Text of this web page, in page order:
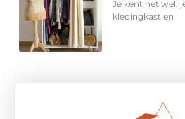
Je kent het wel:
kledingkast en